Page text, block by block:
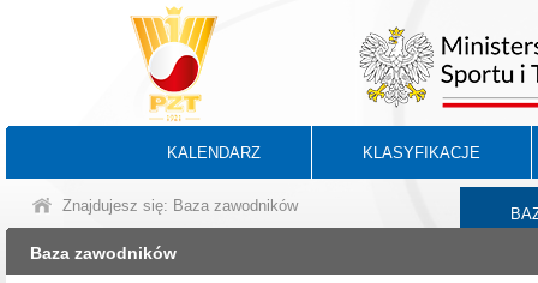
KALENDARZ KLASYFIKACJE
Znajdujesz się: Baza zawodników
Baza zawodników